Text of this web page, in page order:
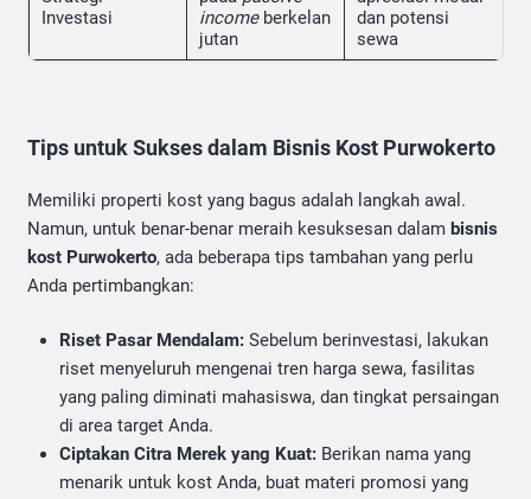
Investasi
incomeberkelan
jutan
dan potensi
sewa
Tips untuk Sukses dalam Bisnis Kost Purwokerto
Memiliki properti kost yang bagus adalah langkah awal.
Namun, untuk benar-benar meraih kesuksesan dalam bisnis
kost Purwokerto, ada beberapa tips tambahan yang perlu
Anda pertimbangkan:
Riset Pasar Mendalam: Sebelum berinvestasi, lakukan
riset menyeluruh mengenai tren harga sewa, fasilitas
yang paling diminati mahasiswa, dan tingkat persaingan
di area target Anda.
Ciptakan Citra Merek yang Kuat: Berikan nama yang
menarik untuk kost Anda, buat materi promosi yang